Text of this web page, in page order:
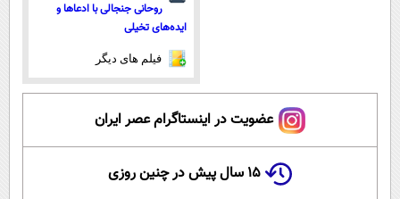
روحانی جنجالی با ادعاها و
ایده‌های تخیلی
فیلم های دیگر
عضویت در اینستاگرام عصر ایران
۱۵ سال پیش در چنین روزی